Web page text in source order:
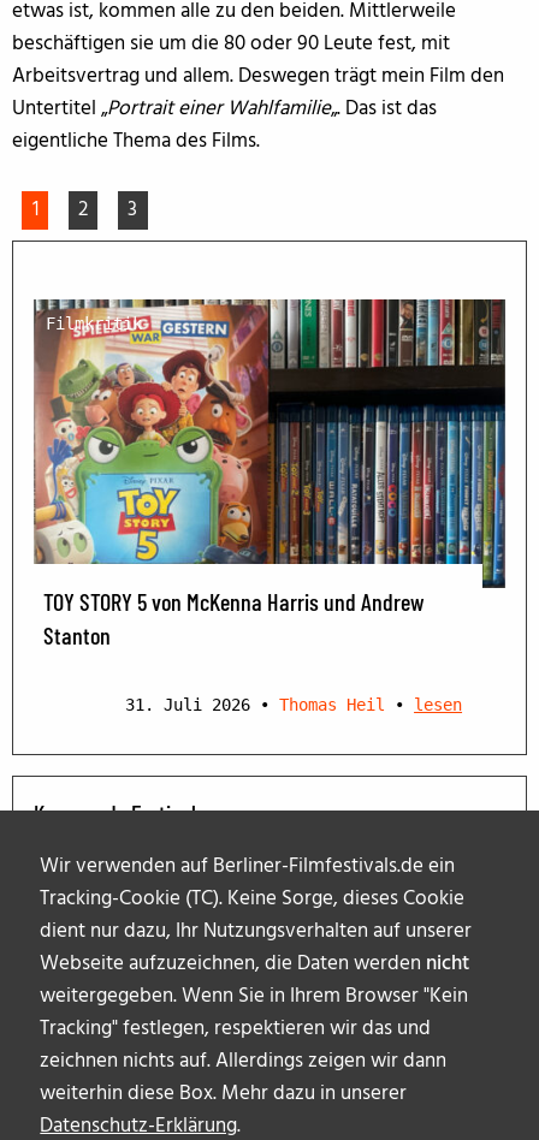
Wir verwenden auf Berliner-Filmfestivals.de ein
Tracking-Cookie (TC). Keine Sorge, dieses Cookie
dient nur dazu, Ihr Nutzungsverhalten auf unserer
Webseite aufzuzeichnen, die Daten werden nicht
weitergegeben. Wenn Sie in Ihrem Browser "Kein
Tracking" festlegen, respektieren wir das und
zeichnen nichts auf. Allerdings zeigen wir dann
weiterhin diese Box. Mehr dazu in unserer
Datenschutz-Erklärung.
etwas ist, kommen alle zu den beiden. Mittlerweile
beschäftigen sie um die 80 oder 90 Leute fest, mit
Arbeitsvertrag und allem. Deswegen trägt mein Film den
Untertitel „Portrait einer Wahlfamilie„. Das ist das
eigentliche Thema des Films.
1 2 3
Filmkritik
TOY STORY 5 von McKenna Harris und Andrew
Stanton
31. Juli 2026 • Thomas Heil • lesen
Kommende Festivals